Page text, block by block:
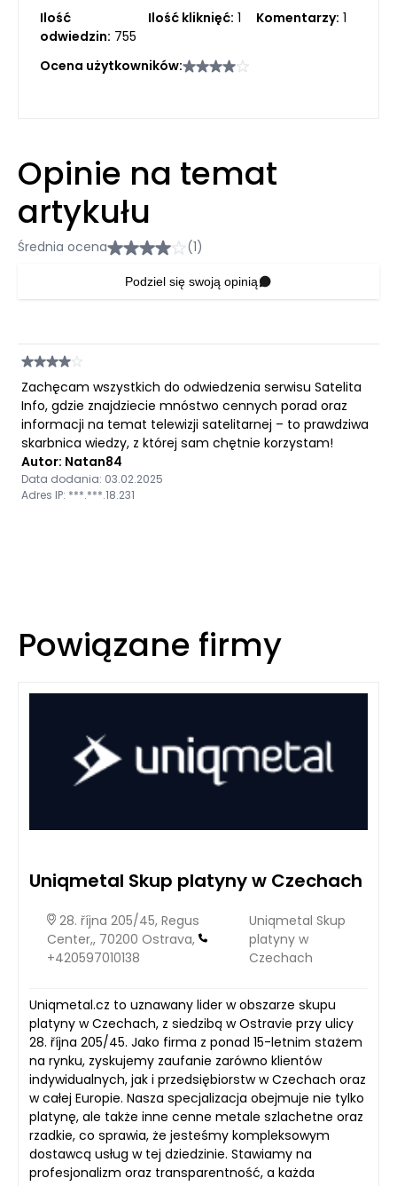
Ilość
odwiedzin: 755
Ilość kliknięć: 1 Komentarzy: 1
Ocena użytkowników:
Opinie na temat
artykułu
Średnia ocena (1)
Podziel się swoją opinią
Zachęcam wszystkich do odwiedzenia serwisu Satelita
Info, gdzie znajdziecie mnóstwo cennych porad oraz
informacji na temat telewizji satelitarnej – to prawdziwa
skarbnica wiedzy, z której sam chętnie korzystam!
Autor: Natan84
Data dodania: 03.02.2025
Adres IP: ***.***.18.231
Powiązane firmy
Uniqmetal Skup platyny w Czechach
28. října 205/45, Regus
Center,, 70200 Ostrava,
+420597010138
Uniqmetal Skup
platyny w
Czechach
Uniqmetal.cz to uznawany lider w obszarze skupu
platyny w Czechach, z siedzibą w Ostravie przy ulicy
28. října 205/45. Jako firma z ponad 15-letnim stażem
na rynku, zyskujemy zaufanie zarówno klientów
indywidualnych, jak i przedsiębiorstw w Czechach oraz
w całej Europie. Nasza specjalizacja obejmuje nie tylko
platynę, ale także inne cenne metale szlachetne oraz
rzadkie, co sprawia, że jesteśmy kompleksowym
dostawcą usług w tej dziedzinie. Stawiamy na
profesjonalizm oraz transparentność, a każda